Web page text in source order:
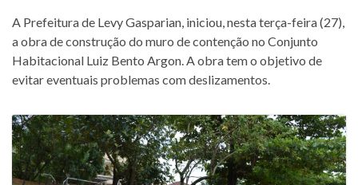
A Prefeitura de Levy Gasparian, iniciou, nesta terça-feira (27),
a obra de construção do muro de contenção no Conjunto
Habitacional Luiz Bento Argon. A obra tem o objetivo de
evitar eventuais problemas com deslizamentos.